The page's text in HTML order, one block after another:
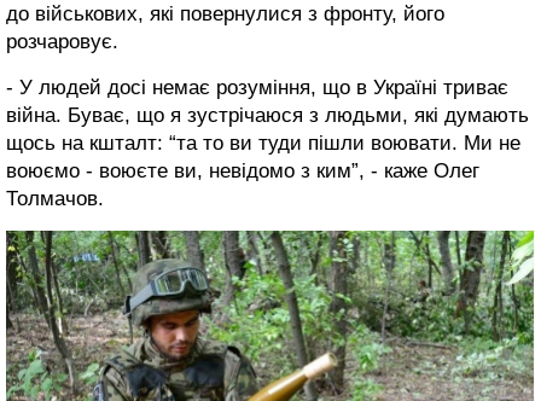
до військових, які повернулися з фронту, його
розчаровує.
- У людей досі немає розуміння, що в Україні триває
війна. Буває, що я зустрічаюся з людьми, які думають
щось на кшталт: “та то ви туди пішли воювати. Ми не
воюємо - воюєте ви, невідомо з ким”, - каже Олег
Толмачов.